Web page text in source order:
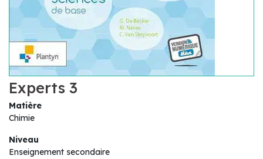
Experts 3
Matière
Chimie
Niveau
Enseignement secondaire